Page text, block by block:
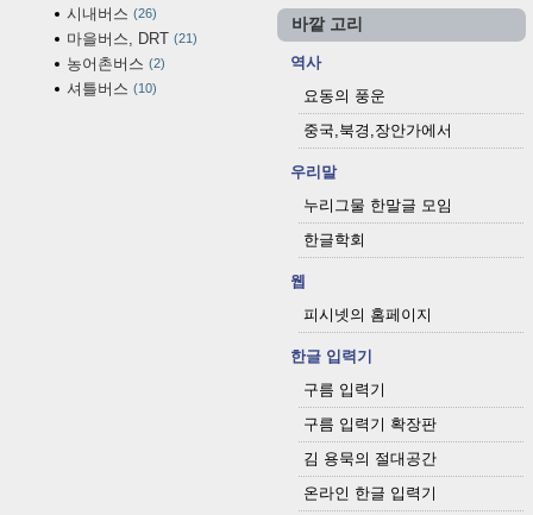
시내버스 26
마을버스, DRT 21
농어촌버스 2
셔틀버스 10
바깥 고리
역사
요동의 풍운
중국,북경,장안가에서
우리말
누리그물 한말글 모임
한글학회
웹
피시넷의 홈페이지
한글 입력기
구름 입력기
구름 입력기 확장판
김 용묵의 절대공간
온라인 한글 입력기